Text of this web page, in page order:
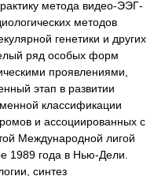
метода видео-ЭЭГ-
методов
генетики и других
ряд особых форм
проявлениями,
этап в развитии
классификации
и ассоциированных с
Международной лигой
1989 года в Нью-Дели.
синтез